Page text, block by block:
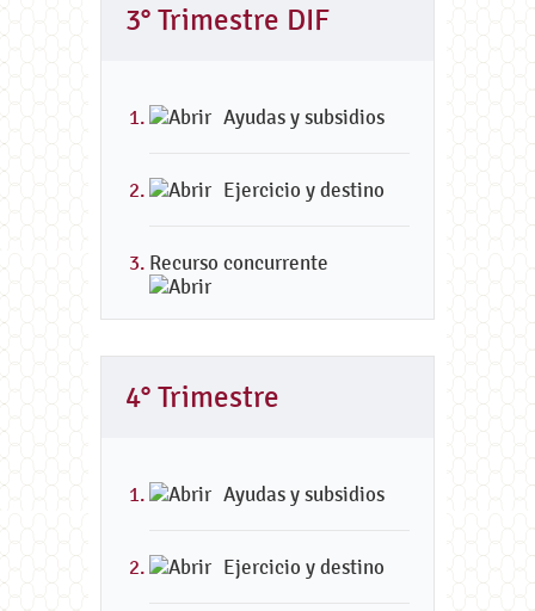
3° Trimestre DIF
Ayudas y subsidios
Ejercicio y destino
Recurso concurrente
4° Trimestre
Ayudas y subsidios
Ejercicio y destino